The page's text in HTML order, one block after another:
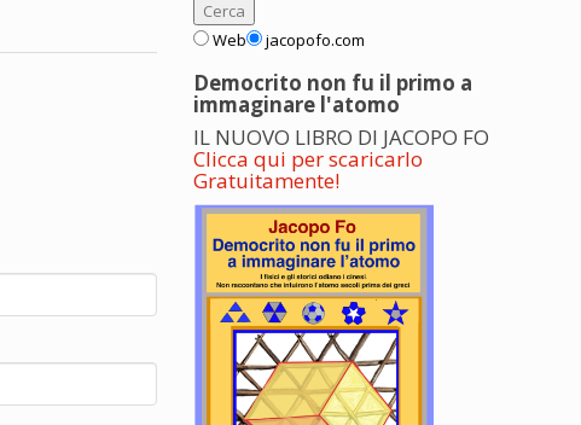
Web jacopofo.com
Democrito non fu il primo a
immaginare l'atomo
IL NUOVO LIBRO DI JACOPO FO
Clicca qui per scaricarlo
Gratuitamente!